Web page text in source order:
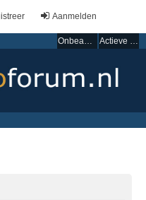
Aanmelden
Onbeantwoorde onderwerpen Actieve onderwerpen